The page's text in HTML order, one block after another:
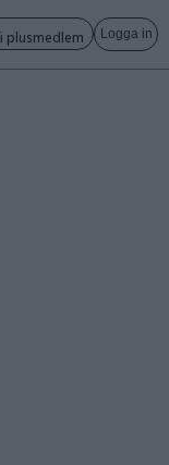
plusmedlem Logga in